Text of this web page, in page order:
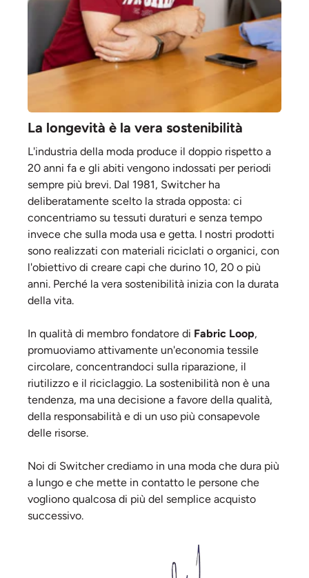
La longevità è la vera sostenibilità
L'industria della moda produce il doppio rispetto a
20 anni fa e gli abiti vengono indossati per periodi
sempre più brevi. Dal 1981, Switcher ha
deliberatamente scelto la strada opposta: ci
concentriamo su tessuti duraturi e senza tempo
invece che sulla moda usa e getta. I nostri prodotti
sono realizzati con materiali riciclati o organici, con
l'obiettivo di creare capi che durino 10, 20 o più
anni. Perché la vera sostenibilità inizia con la durata
della vita.
In qualità di membro fondatore di Fabric Loop,
promuoviamo attivamente un'economia tessile
circolare, concentrandoci sulla riparazione, il
riutilizzo e il riciclaggio. La sostenibilità non è una
tendenza, ma una decisione a favore della qualità,
della responsabilità e di un uso più consapevole
delle risorse.
Noi di Switcher crediamo in una moda che dura più
a lungo e che mette in contatto le persone che
vogliono qualcosa di più del semplice acquisto
successivo.